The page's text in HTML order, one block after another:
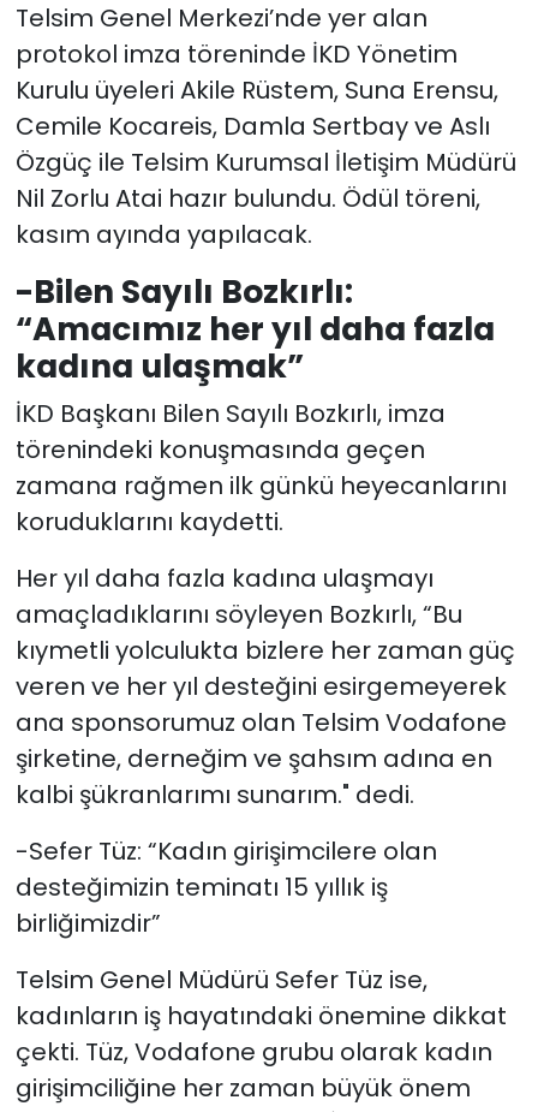
Telsim Genel Merkezi’nde yer alan
protokol imza töreninde İKD Yönetim
Kurulu üyeleri Akile Rüstem, Suna Erensu,
Cemile Kocareis, Damla Sertbay ve Aslı
Özgüç ile Telsim Kurumsal İletişim Müdürü
Nil Zorlu Atai hazır bulundu. Ödül töreni,
kasım ayında yapılacak.
-Bilen Sayılı Bozkırlı:
“Amacımız her yıl daha fazla
kadına ulaşmak”
İKD Başkanı Bilen Sayılı Bozkırlı, imza
törenindeki konuşmasında geçen
zamana rağmen ilk günkü heyecanlarını
koruduklarını kaydetti.
Her yıl daha fazla kadına ulaşmayı
amaçladıklarını söyleyen Bozkırlı, “Bu
kıymetli yolculukta bizlere her zaman güç
veren ve her yıl desteğini esirgemeyerek
ana sponsorumuz olan Telsim Vodafone
şirketine, derneğim ve şahsım adına en
kalbi şükranlarımı sunarım." dedi.
-Sefer Tüz: “Kadın girişimcilere olan
desteğimizin teminatı 15 yıllık iş
birliğimizdir”
Telsim Genel Müdürü Sefer Tüz ise,
kadınların iş hayatındaki önemine dikkat
çekti. Tüz, Vodafone grubu olarak kadın
girişimciliğine her zaman büyük önem